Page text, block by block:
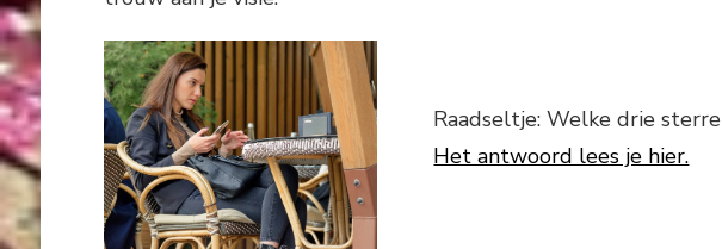
Raadseltje: Welke drie
Het antwoord lees je hier.